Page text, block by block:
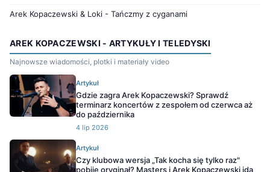
Arek Kopaczewski & Loki - Tańczmy z cyganami
AREK KOPACZEWSKI - ARTYKUŁY I TELEDYSKI
Najnowsze wiadomości, plotki i materiały video
Artykuł
Gdzie zagra Arek Kopaczewski? Sprawdź
terminarz koncertów z zespołem od czerwca aż
do października
4 lip 2026
Artykuł
Czy klubowa wersja „Tak kocha się tylko raz"
pobije oryginał? Masters i Arek Kopaczewski idą